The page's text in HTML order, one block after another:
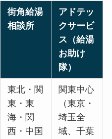
街角給湯
相談所
アドテッ
クサービ
ス（給湯
お助け
隊）
東北・関
東・東
海・関
西・中国
関東中心
（東京・
埼玉全
域、千葉